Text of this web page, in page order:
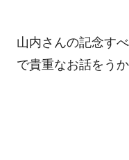
山内さんの記念すべ
で貴重なお話をう